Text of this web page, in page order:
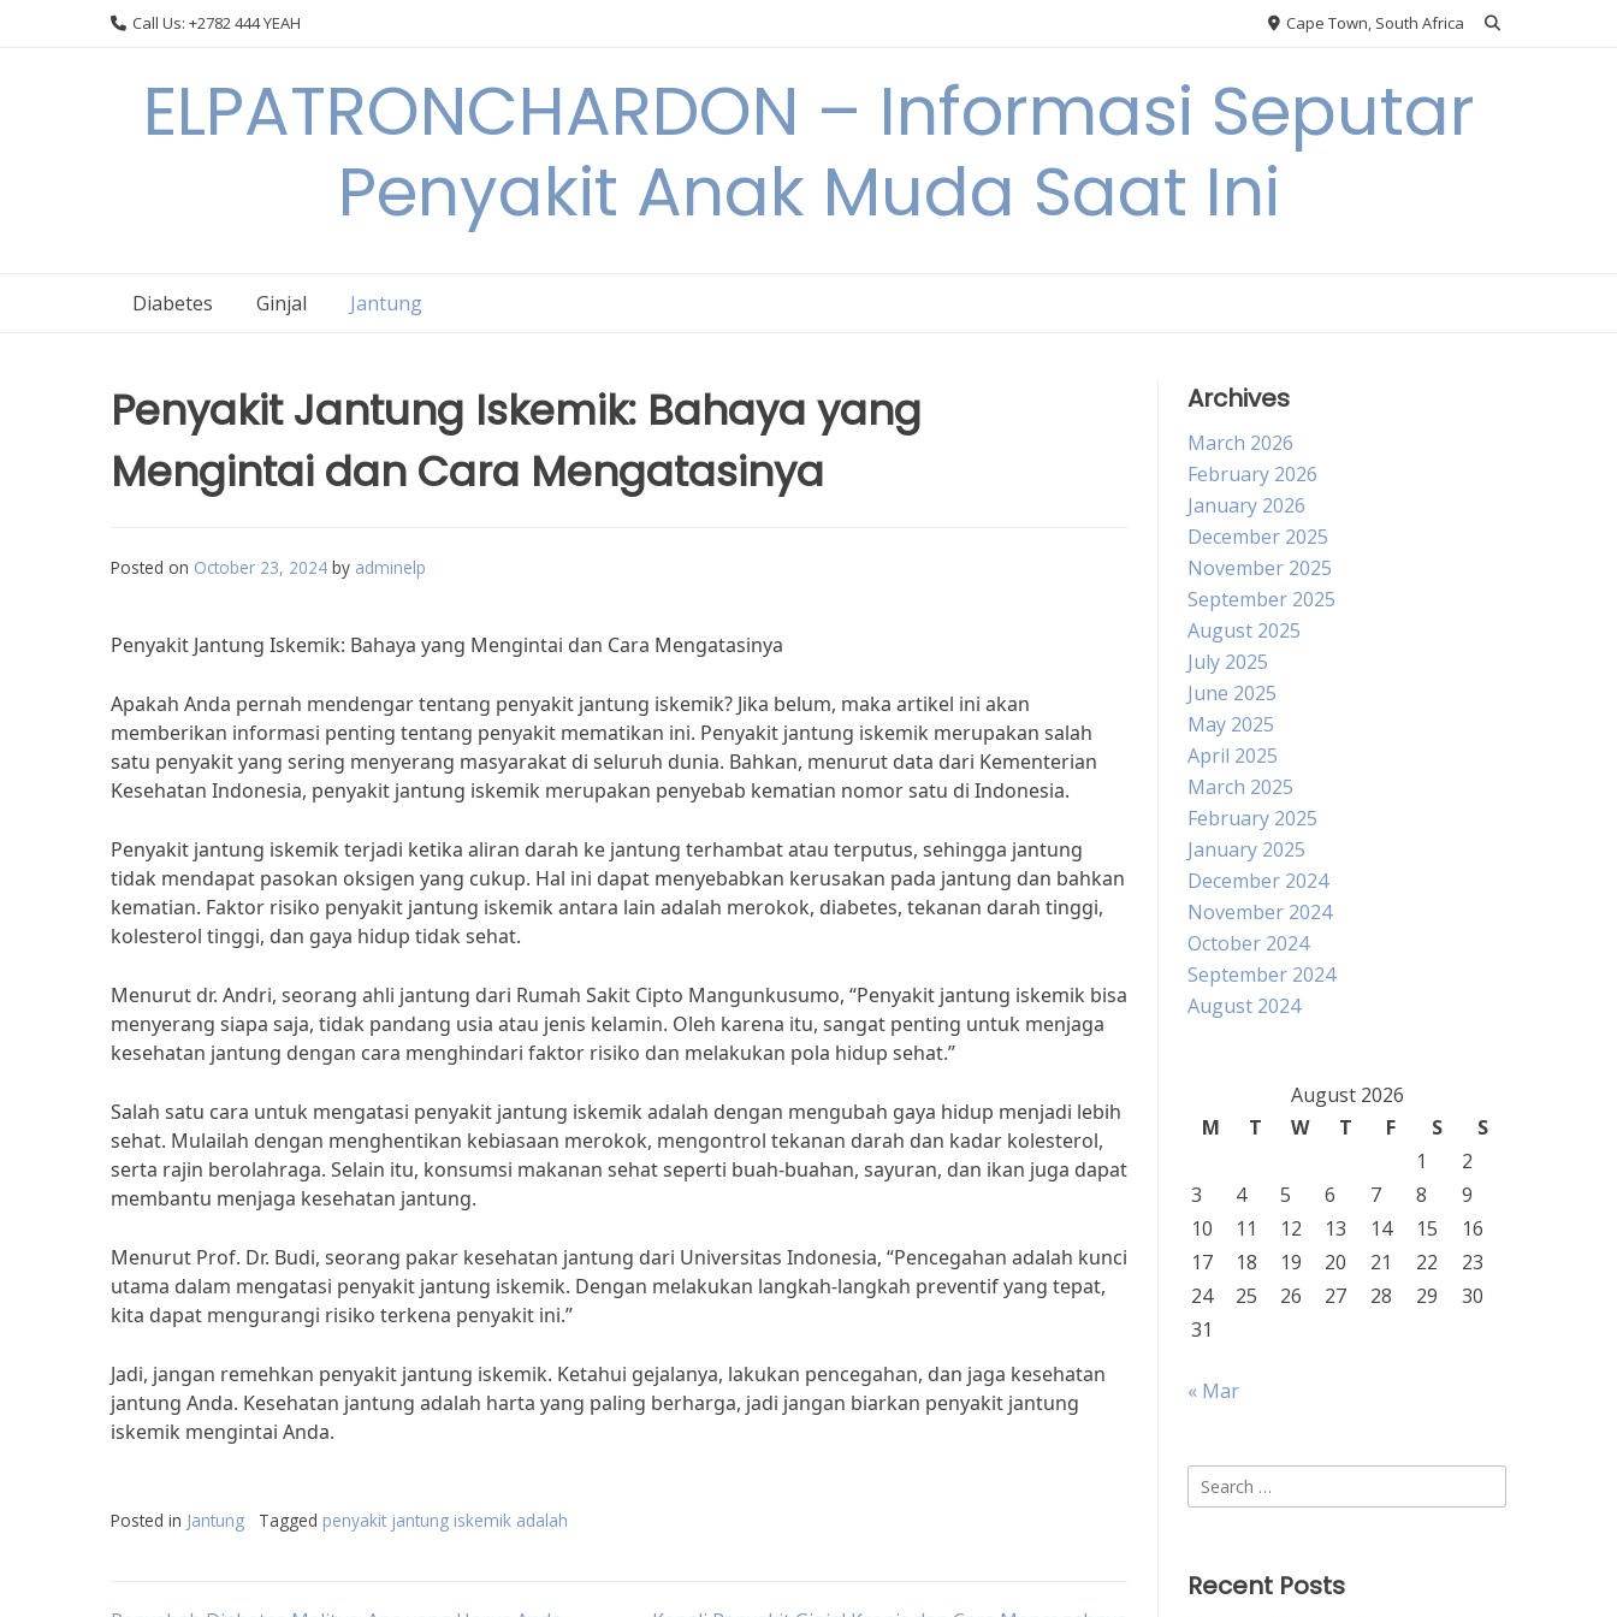
Call Us: +2782 444 YEAH Cape Town, South Africa
ELPATRONCHARDON – Informasi Seputar
Penyakit Anak Muda Saat Ini
Diabetes Ginjal Jantung
Penyakit Jantung Iskemik: Bahaya yang
Mengintai dan Cara Mengatasinya
Posted on October 23, 2024 by adminelp
Penyakit Jantung Iskemik: Bahaya yang Mengintai dan Cara Mengatasinya
Apakah Anda pernah mendengar tentang penyakit jantung iskemik? Jika belum, maka artikel ini akan
memberikan informasi penting tentang penyakit mematikan ini. Penyakit jantung iskemik merupakan salah
satu penyakit yang sering menyerang masyarakat di seluruh dunia. Bahkan, menurut data dari Kementerian
Kesehatan Indonesia, penyakit jantung iskemik merupakan penyebab kematian nomor satu di Indonesia.
Penyakit jantung iskemik terjadi ketika aliran darah ke jantung terhambat atau terputus, sehingga jantung
tidak mendapat pasokan oksigen yang cukup. Hal ini dapat menyebabkan kerusakan pada jantung dan bahkan
kematian. Faktor risiko penyakit jantung iskemik antara lain adalah merokok, diabetes, tekanan darah tinggi,
kolesterol tinggi, dan gaya hidup tidak sehat.
Menurut dr. Andri, seorang ahli jantung dari Rumah Sakit Cipto Mangunkusumo, “Penyakit jantung iskemik bisa
menyerang siapa saja, tidak pandang usia atau jenis kelamin. Oleh karena itu, sangat penting untuk menjaga
kesehatan jantung dengan cara menghindari faktor risiko dan melakukan pola hidup sehat.”
Salah satu cara untuk mengatasi penyakit jantung iskemik adalah dengan mengubah gaya hidup menjadi lebih
sehat. Mulailah dengan menghentikan kebiasaan merokok, mengontrol tekanan darah dan kadar kolesterol,
serta rajin berolahraga. Selain itu, konsumsi makanan sehat seperti buah-buahan, sayuran, dan ikan juga dapat
membantu menjaga kesehatan jantung.
Menurut Prof. Dr. Budi, seorang pakar kesehatan jantung dari Universitas Indonesia, “Pencegahan adalah kunci
utama dalam mengatasi penyakit jantung iskemik. Dengan melakukan langkah-langkah preventif yang tepat,
kita dapat mengurangi risiko terkena penyakit ini.”
Jadi, jangan remehkan penyakit jantung iskemik. Ketahui gejalanya, lakukan pencegahan, dan jaga kesehatan
jantung Anda. Kesehatan jantung adalah harta yang paling berharga, jadi jangan biarkan penyakit jantung
iskemik mengintai Anda.
Posted in Jantung Tagged penyakit jantung iskemik adalah
Archives
March 2026
February 2026
January 2026
December 2025
November 2025
September 2025
August 2025
July 2025
June 2025
May 2025
April 2025
March 2025
February 2025
January 2025
December 2024
November 2024
October 2024
September 2024
August 2024
August 2026
M
T W T F S
S
1
2
3
4 5 6 7 8
9
10
11 12 13 14 15
16
17
18 19 20 21 22
23
24
25 26 27 28 29
30
31
« Mar
Search
for:
Recent Posts